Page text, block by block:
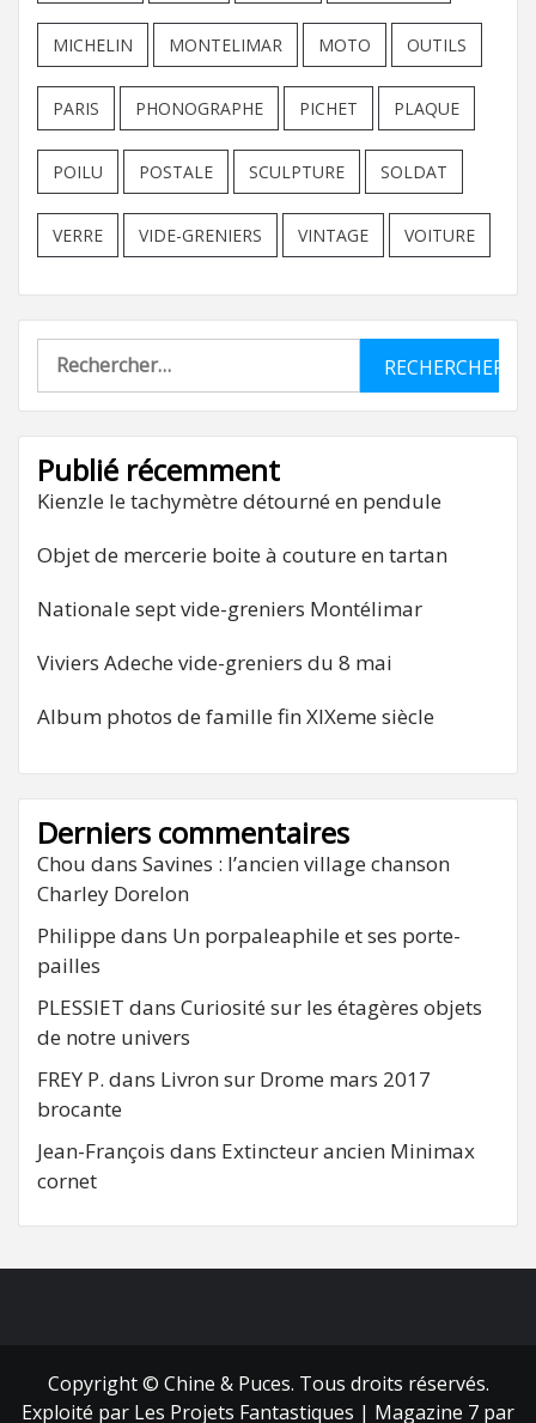
MICHELIN MONTELIMAR MOTO OUTILS
PARIS PHONOGRAPHE PICHET PLAQUE
POILU POSTALE SCULPTURE SOLDAT
VERRE VIDE-GRENIERS VINTAGE VOITURE
Rechercher :
Publié récemment
Kienzle le tachymètre détourné en pendule
Objet de mercerie boite à couture en tartan
Nationale sept vide-greniers Montélimar
Viviers Adeche vide-greniers du 8 mai
Album photos de famille fin XIXeme siècle
Derniers commentaires
Chou dans Savines : l’ancien village chanson
Charley Dorelon
Philippe dans Un porpaleaphile et ses porte-
pailles
PLESSIET dans Curiosité sur les étagères objets
de notre univers
FREY P. dans Livron sur Drome mars 2017
brocante
Jean-François dans Extincteur ancien Minimax
cornet
Copyright © Chine & Puces. Tous droits réservés.
Exploité par Les Projets Fantastiques | Magazine 7 par